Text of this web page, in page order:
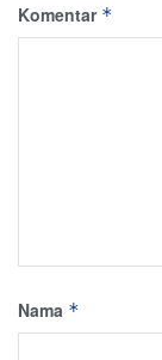
Komentar *
Nama *